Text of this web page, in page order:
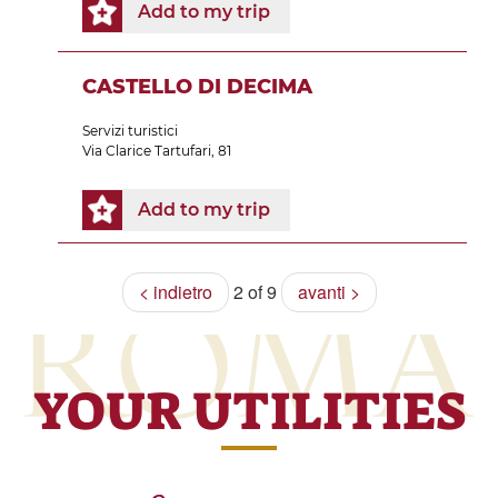
Add to my trip
CASTELLO DI DECIMA
Servizi turistici
Via Clarice Tartufari, 81
Add to my trip
< indietro 2 of 9 avanti >
YOUR UTILITIES